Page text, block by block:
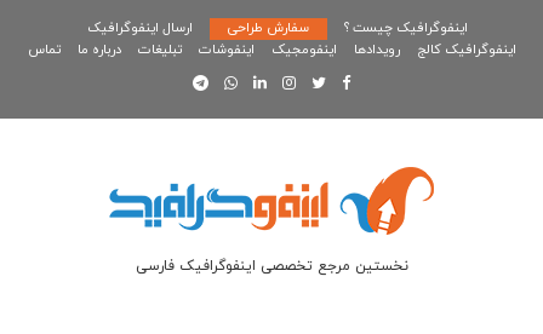
اینفوگرافیک چیست ؟ سفارش طراحی
ارسال اینفوگرافیک
اینفوگرافیک کالج
رویدادها اینفومجیک اینفوشات تبلیغات درباره ما تماس
نخستین مرجع تخصصی اینفوگرافیک فارسی